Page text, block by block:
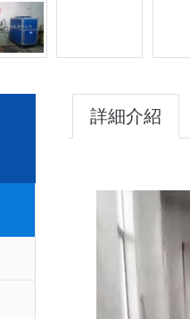
詳細介紹